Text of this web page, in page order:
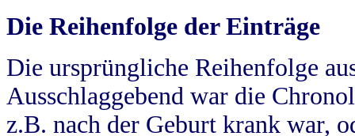
Die Reihenfolge der Einträge
Die ursprüngliche Reihenfolge
Ausschlaggebend war die
z.B. nach der Geburt krank war,